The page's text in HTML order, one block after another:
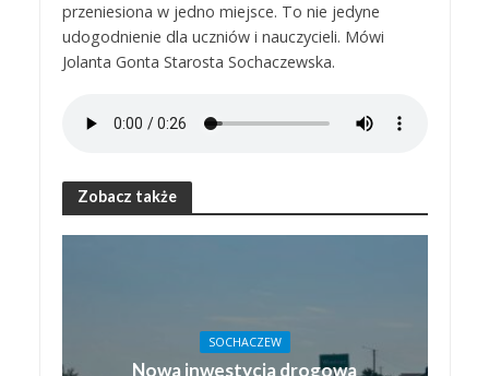
przeniesiona w jedno miejsce. To nie jedyne
udogodnienie dla uczniów i nauczycieli. Mówi
Jolanta Gonta Starosta Sochaczewska.
Zobacz także
SOCHACZEW
Nowa inwestycja drogowa